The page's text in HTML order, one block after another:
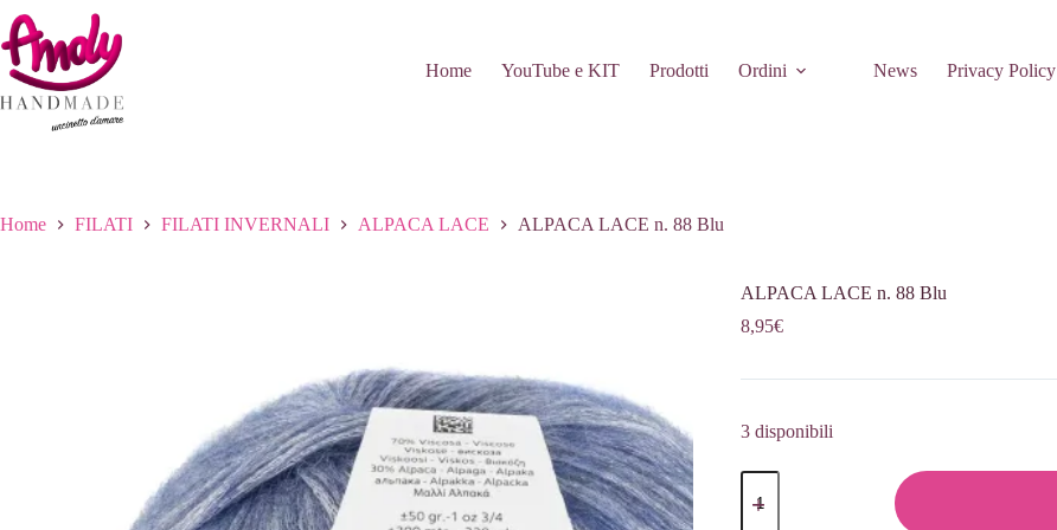
al
contenuto
Home
YouTube e KIT Prodotti Ordini News Privacy Policy
Home FILATI FILATI INVERNALI ALPACA LACE ALPACA LACE n. 88 Blu
ALPACA LACE n. 88 Blu
8,95€
3 disponibili
ALPACA
LACE